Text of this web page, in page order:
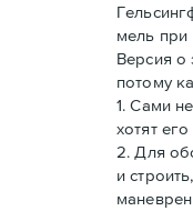
мель при
Версия о
потому
1. Сами
хотят его
2. Для
и